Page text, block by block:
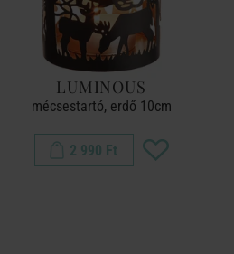
LUMINOUS
mécsestartó, erdő 10cm
2 990 Ft